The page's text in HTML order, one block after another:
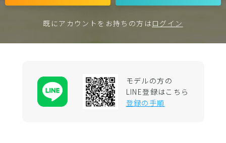
既にアカウントをお持ちの方はログイン
モデルの方の
LINE登録はこちら
登録の手順